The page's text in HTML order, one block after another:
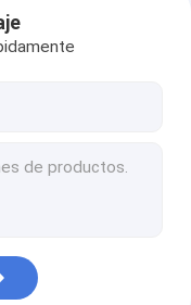
seguridad.